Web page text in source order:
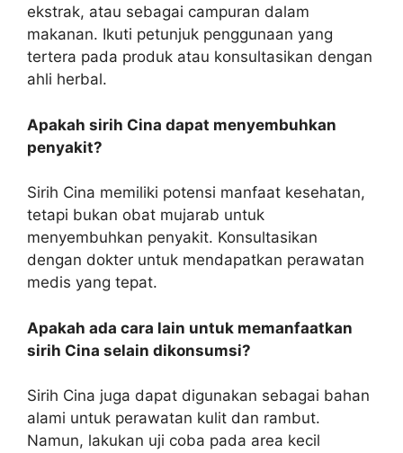
ekstrak, atau sebagai campuran dalam
makanan. Ikuti petunjuk penggunaan yang
tertera pada produk atau konsultasikan dengan
ahli herbal.
Apakah sirih Cina dapat menyembuhkan
penyakit?
Sirih Cina memiliki potensi manfaat kesehatan,
tetapi bukan obat mujarab untuk
menyembuhkan penyakit. Konsultasikan
dengan dokter untuk mendapatkan perawatan
medis yang tepat.
Apakah ada cara lain untuk memanfaatkan
sirih Cina selain dikonsumsi?
Sirih Cina juga dapat digunakan sebagai bahan
alami untuk perawatan kulit dan rambut.
Namun, lakukan uji coba pada area kecil